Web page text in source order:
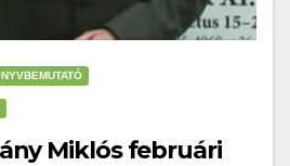
Miklós februári